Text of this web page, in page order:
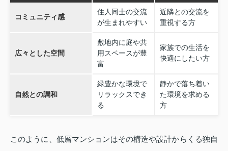
コミュニティ感
住人同士の交流
が生まれやすい
近隣との交流を
重視する方
広々とした空間
敷地内に庭や共
用スペースが豊
富
家族での生活を
快適にしたい方
自然との調和
緑豊かな環境で
リラックスでき
る
静かで落ち着い
た環境を求める
方
このように、低層マンションはその構造や設計からくる独自